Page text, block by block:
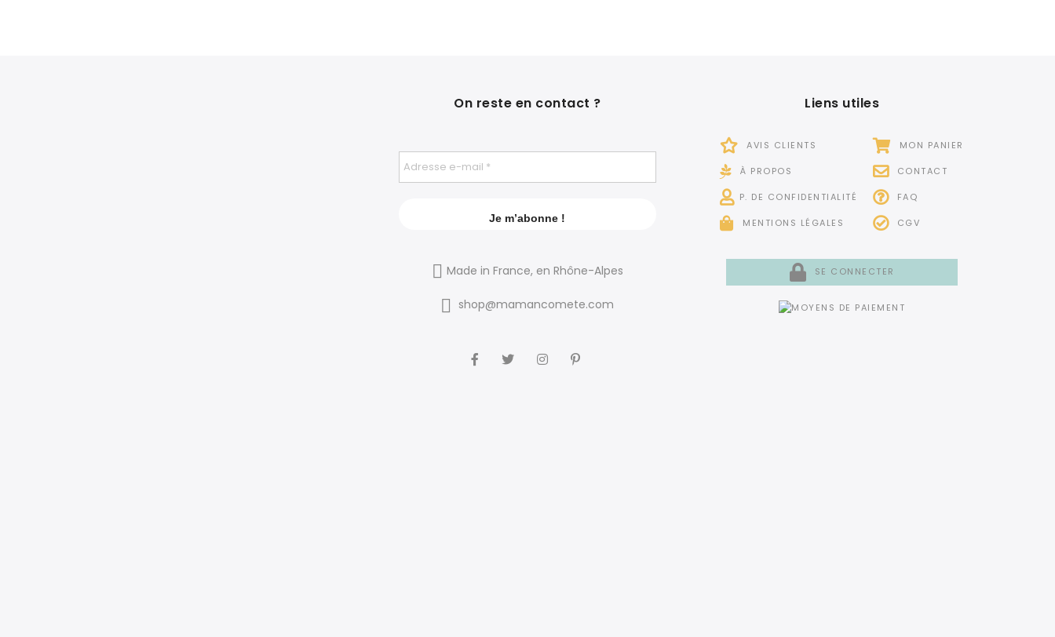
On reste en contact ?
Made in France, en Rhône-Alpes
shop@mamancomete.com
Liens utiles
AVIS CLIENTS
À PROPOS
P. DE CONFIDENTIALITÉ
MENTIONS LÉGALES
MON PANIER
CONTACT
FAQ
CGV
SE CONNECTER